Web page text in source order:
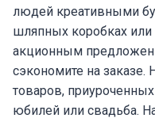
людей креативными
шляпных коробках или
акционным
сэкономите на заказе.
товаров,
юбилей или свадьба.